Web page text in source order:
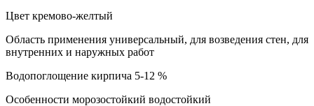
Цвет кремово-желтый
Область применения универсальный, для возведения стен, для
внутренних и наружных работ
Водопоглощение кирпича 5-12 %
Особенности морозостойкий водостойкий